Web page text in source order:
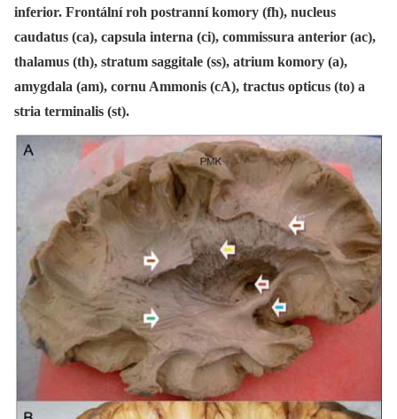
inferior. Frontální roh postranní komory (fh), nucleus
caudatus (ca), capsula interna (ci), commissura anterior (ac),
thalamus (th), stratum saggitale (ss), atrium komory (a),
amygdala (am), cornu Ammonis (cA), tractus opticus (to) a
stria terminalis (st).